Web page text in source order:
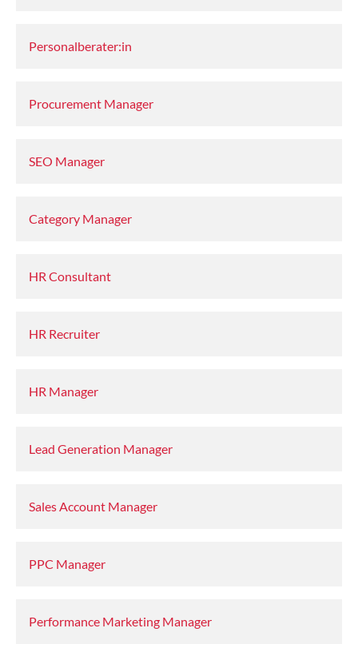
Personalberater:in
Procurement Manager
SEO Manager
Category Manager
HR Consultant
HR Recruiter
HR Manager
Lead Generation Manager
Sales Account Manager
PPC Manager
Performance Marketing Manager